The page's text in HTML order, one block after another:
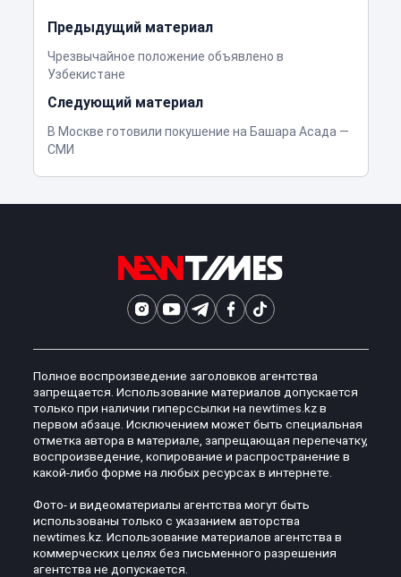
Предыдущий материал
Чрезвычайное положение объявлено в
Узбекистане
Следующий материал
В Москве готовили покушение на Башара Асада —
СМИ
Полное воспроизведение заголовков агентства
запрещается. Использование материалов допускается
только при наличии гиперссылки на newtimes.kz в
первом абзаце. Исключением может быть специальная
отметка автора в материале, запрещающая перепечатку,
воспроизведение, копирование и распространение в
какой-либо форме на любых ресурсах в интернете.
Фото- и видеоматериалы агентства могут быть
использованы только с указанием авторства
newtimes.kz. Использование материалов агентства в
коммерческих целях без письменного разрешения
агентства не допускается.